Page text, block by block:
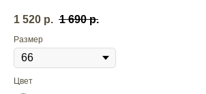
1 520 р. 1 690 р.
Размер
Цвет